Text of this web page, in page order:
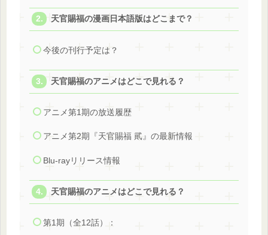
天官賜福の漫画日本語版はどこまで？
今後の刊行予定は？
天官賜福のアニメはどこで見れる？
アニメ第1期の放送履歴
アニメ第2期『天官賜福 貮』の最新情報
Blu-rayリリース情報
天官賜福のアニメはどこで見れる？
第1期（全12話）：